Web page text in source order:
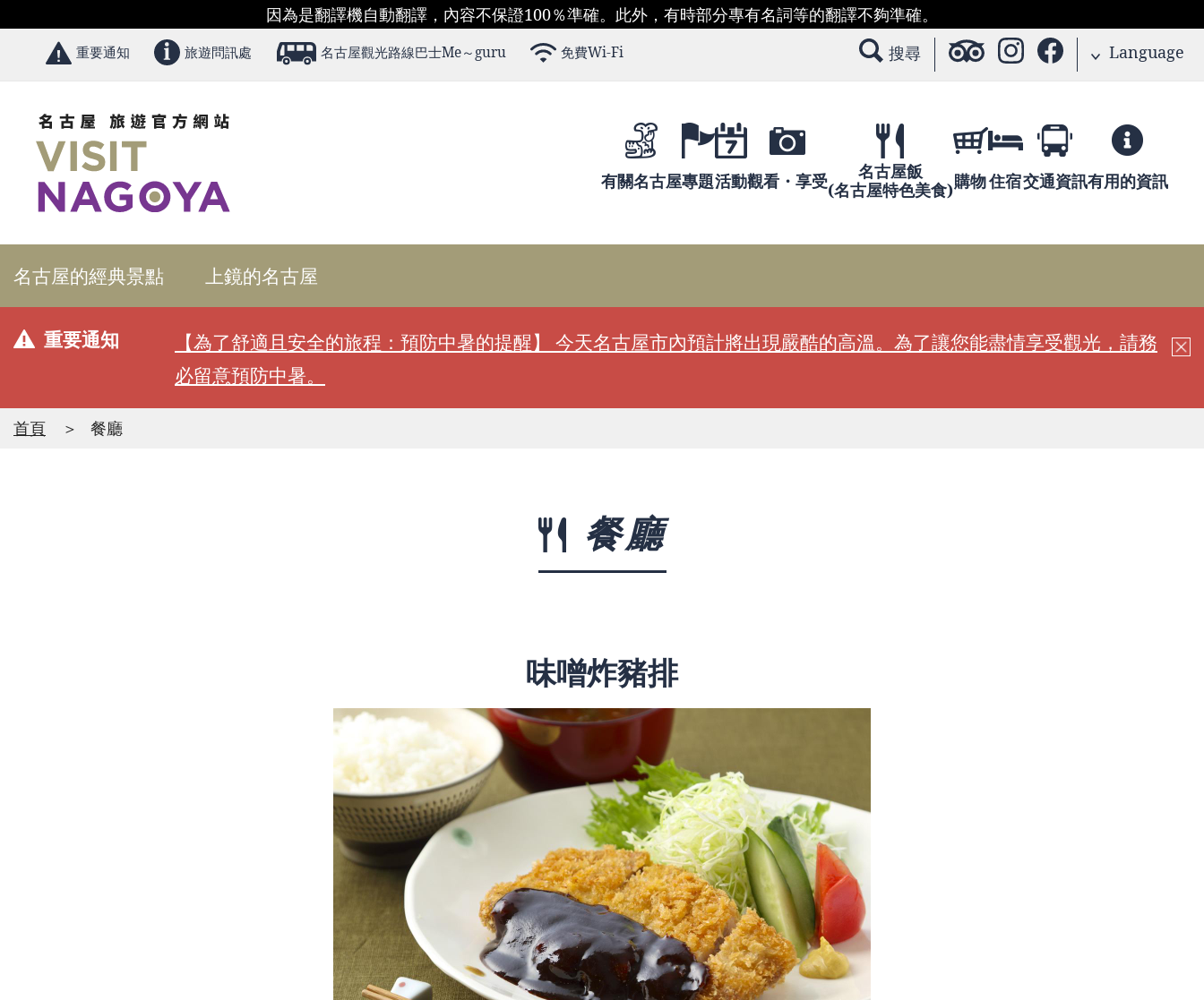
因為是翻譯機自動翻譯，內容不保證100％準確。此外，有時部分專有名詞等的翻譯不夠準確。
重要通知 旅遊問訊處 名古屋觀光路線巴士Me～guru 免費Wi-Fi 搜尋 Language
有關名古屋專題活動觀看・享受
名古屋飯
(名古屋特色美食)購物住宿交通資訊有用的資訊
名古屋的經典景點 上鏡的名古屋
重要通知
【為了舒適且安全的旅程：預防中暑的提醒】 今天名古屋市內預計將出現嚴酷的高溫。為了讓您能盡情享受觀光，請務
必留意預防中暑。
首頁 餐廳
餐廳
味噌炸豬排